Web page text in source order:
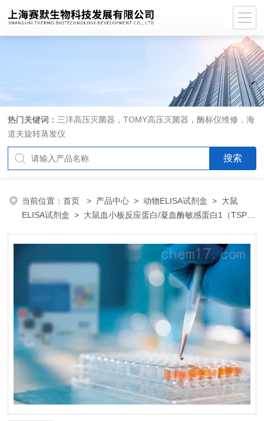
热门关键词： 三洋高压灭菌器，TOMY高压灭菌器，酶标仪维修，海
道夫旋转蒸发仪
当前位置：首页 > 产品中心 >动物ELISA试剂盒 > 大鼠
ELISA试剂盒 > 大鼠血小板反应蛋白/凝血酶敏感蛋白1（TSP-